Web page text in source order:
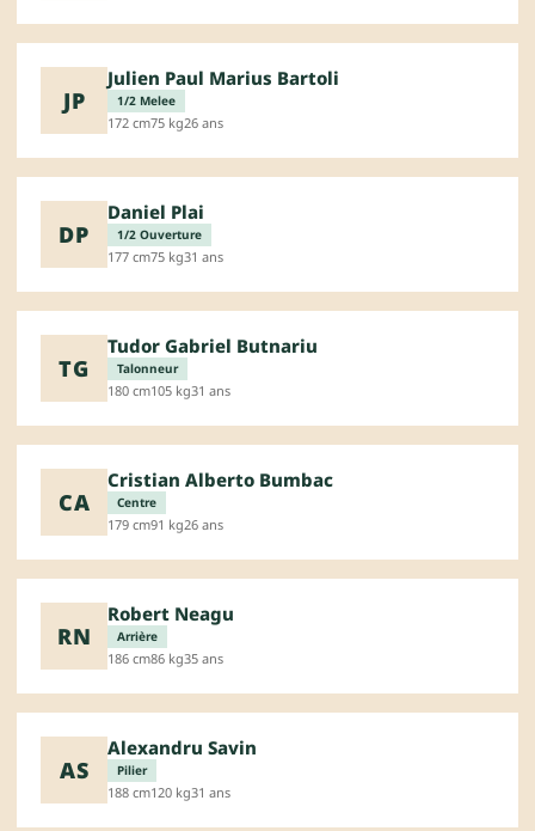
JP
Julien Paul Marius Bartoli
1/2 Melee
172 cm75 kg26 ans
DP
Daniel Plai
1/2 Ouverture
177 cm75 kg31 ans
TG
Tudor Gabriel Butnariu
Talonneur
180 cm105 kg31 ans
CA
Cristian Alberto Bumbac
Centre
179 cm91 kg26 ans
RN
Robert Neagu
Arrière
186 cm86 kg35 ans
AS
Alexandru Savin
Pilier
188 cm120 kg31 ans